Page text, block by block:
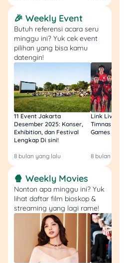
1. Daftar ke Program
CapCut Creator
Buka aplikasi CapCut
(mobile atau
desktop).
Masuk ke tab
Template → scroll
sampai nemu banner
🎉 Weekly Event
Butuh referensi acara seru
minggu ini? Yuk cek event
pilihan yang bisa kamu
datengin!
11 Event Jakarta
Desember 2025: Konser,
Exhibition, dan Festival
Lengkap Di sini!
8 bulan yang lalu
Link Live
Timnas vs Filipina
Games Malam
8 bulan yang lalu
🍿 Weekly Movies
Nonton apa minggu ini? Yuk
lihat daftar film bioskop &
streaming yang lagi rame!